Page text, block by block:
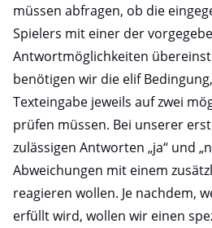
müssen abfragen, ob die
Spielers mit einer der
Antwortmöglichkeiten
benötigen wir die elif
Texteingabe jeweils auf zwei
prüfen müssen. Bei unserer
zulässigen Antworten „ja“ und
Abweichungen mit einem
reagieren wollen. Je nachdem,
erfüllt wird, wollen wir einen